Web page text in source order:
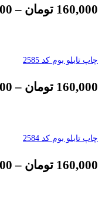
160,000 تومان –
چاپ تابلو بوم کد 2585
160,000 تومان –
چاپ تابلو بوم کد 2584
160,000 تومان –